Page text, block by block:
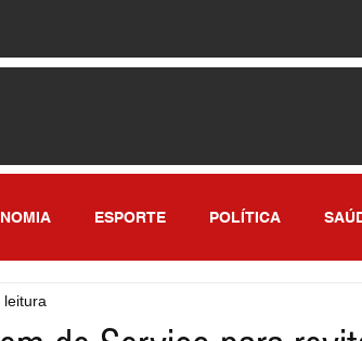
ESPORTE POLÍTICA
leitura